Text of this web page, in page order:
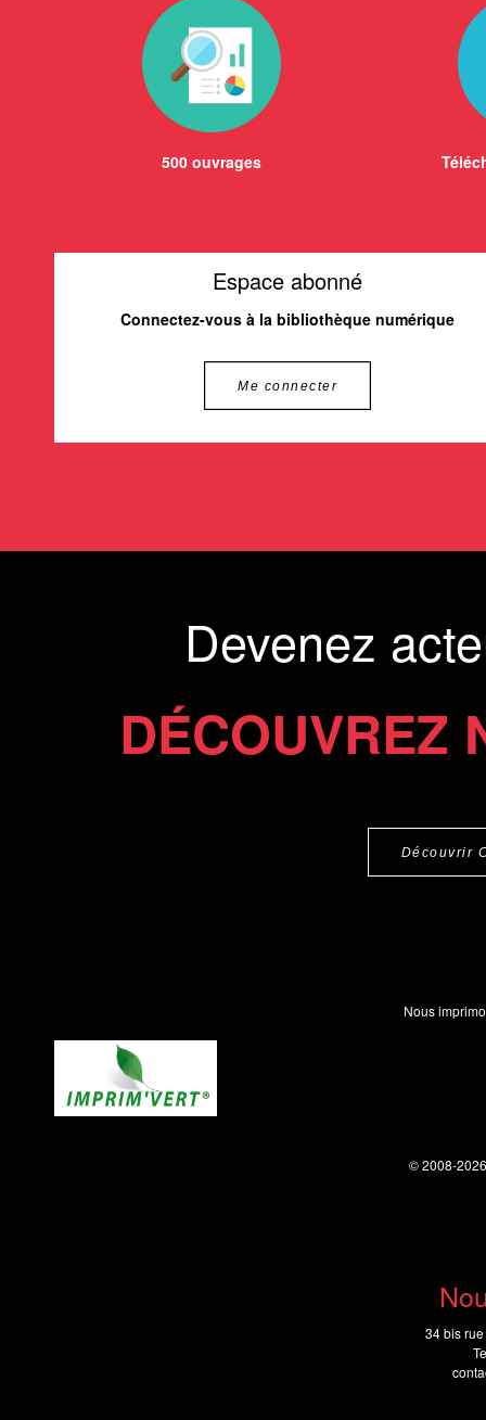
500 ouvrages
Espace abonné
Connectez-vous à la bibliothèque numérique
Me connecter
Devenez
DÉCOUVREZ
Découvrir
34 bis
Nous
© 2008-